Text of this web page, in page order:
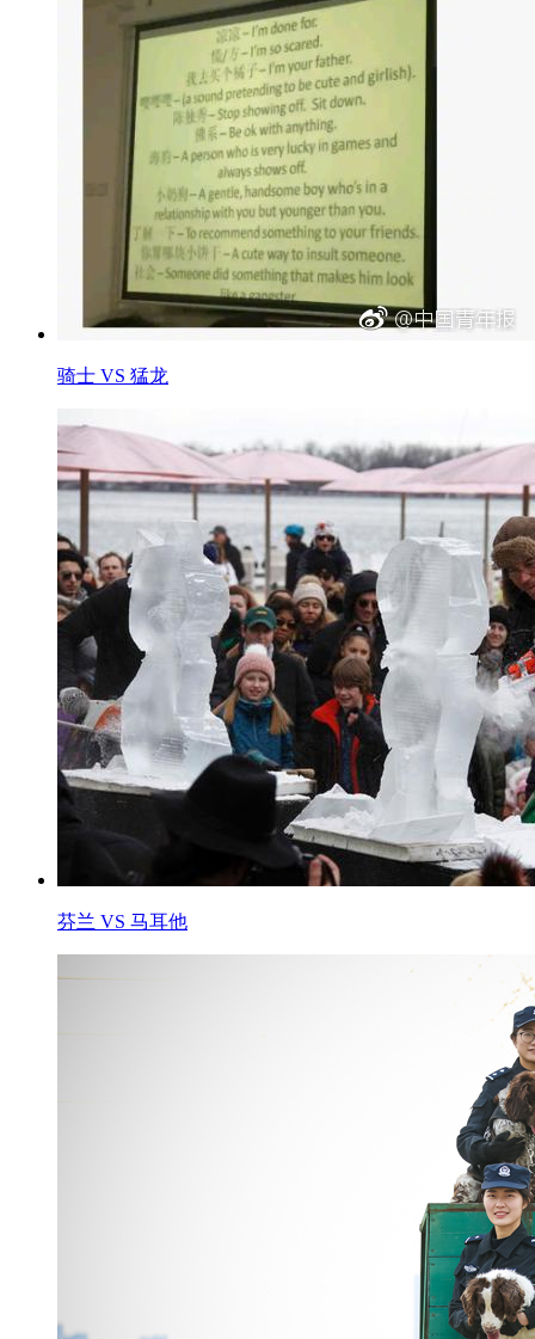
骑士 VS 猛龙
芬兰 VS 马耳他